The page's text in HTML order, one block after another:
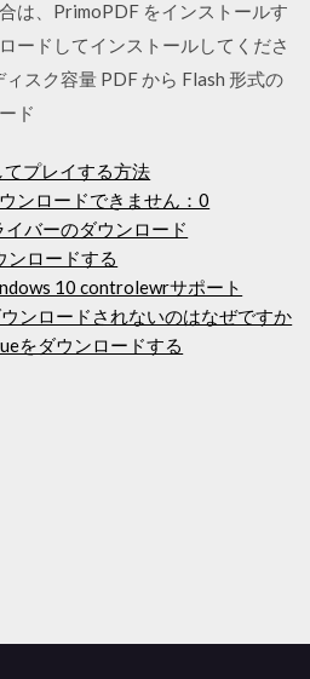
は、PrimoPDF をインストールす
ードしてインストールしてくださ
スク容量 PDF から Flash 形式の
ド
プレイする方法
ンロードできません：0
バーのダウンロード
ンロードする
10 controlewrサポート
ンロードされないのはなぜですか
をダウンロードする